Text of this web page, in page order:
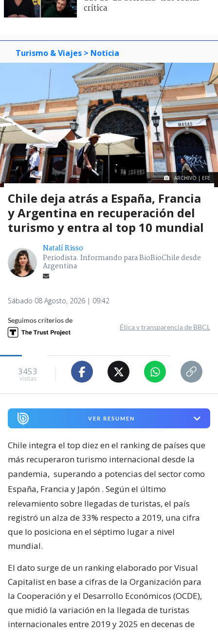
crítica
Turismo & Viajes > Noticia
ARCHIVO | EFE
Chile deja atrás a España, Francia
y Argentina en recuperación del
turismo y entra al top 10 mundial
Natalí Risso
Periodista. Informando para BioBioChile desde
Argentina
Sábado 08 Agosto, 2026 | 09:42
Seguimos criterios de
Ética y transparencia de BBCL
3453
visitas
VER RESUMEN
Chile integra el top diez en el ranking de países que
más recuperaron turismo internacional desde la
pandemia, superando a potencias del sector como
España, Francia y Japón . Según el último
relevamiento sobre llegadas de turistas, el país
registró un alza de 33% respecto a 2019, una cifra
que lo posiciona en el séptimo lugar a nivel
mundial.
El dato surge de un ranking elaborado por Visual
Capitalist en base a cifras de la Organización para
la Cooperación y el Desarrollo Económicos (OCDE),
que midió la variación en la llegada de turistas
internacionales entre 2019 y 2025 en decenas de